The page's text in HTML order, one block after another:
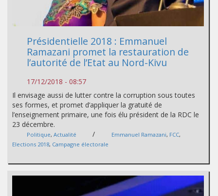
Présidentielle 2018 : Emmanuel
Ramazani promet la restauration de
l’autorité de l’Etat au Nord-Kivu
17/12/2018 - 08:57
Il envisage aussi de lutter contre la corruption sous toutes
ses formes, et promet d’appliquer la gratuité de
l’enseignement primaire, une fois élu président de la RDC le
23 décembre.
Politique, Actualité / Emmanuel Ramazani, FCC,
Elections 2018, Campagne électorale